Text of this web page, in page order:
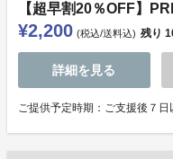
【超早割20％OFF】
¥2,200 (税込/送料込) 残り
詳細を見る
ご提供予定時期：ご支援後７日